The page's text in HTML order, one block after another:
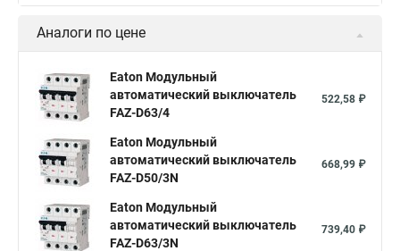
Аналоги по цене
Eaton Модульный
автоматический выключатель
FAZ-D63/4
522,58 ₽
Eaton Модульный
автоматический выключатель
FAZ-D50/3N
668,99 ₽
Eaton Модульный
автоматический выключатель
FAZ-D63/3N
739,40 ₽